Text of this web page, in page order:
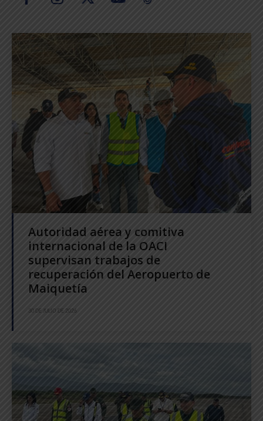
Autoridad aérea y comitiva
internacional de la OACI
supervisan trabajos de
recuperación del Aeropuerto de
Maiquetía
30 DE JULIO DE 2026